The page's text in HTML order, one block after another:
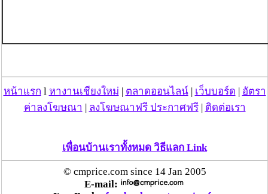
หน้าแรก l หางานเชียงใหม่ | ตลาดออนไลน์| เว็บบอร์ด | อัตรา
ค่าลงโฆษณา | ลงโฆษณาฟรี ประกาศฟรี| ติดต่อเรา
เพื่อนบ้านเราทั้งหมด วิธีแลก Link
© cmprice.com since 14 Jan 2005
E-mail: